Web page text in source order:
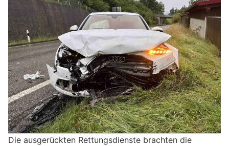
Die ausgerückten Rettungsdienste brachten die